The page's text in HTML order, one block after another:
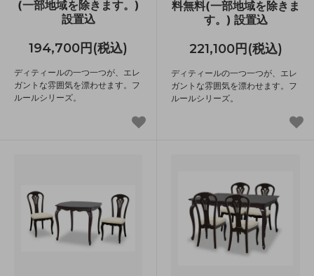
(一部地域を除きます。)
設置込
194,700円(税込)
ディティールの一つ一つが、エレ
ガントな雰囲気を漂わせます。フ
ルールシリーズ。
料無料(一部地域を除きま
す。) 設置込
221,100円(税込)
ディティールの一つ一つが、エレ
ガントな雰囲気を漂わせます。フ
ルールシリーズ。